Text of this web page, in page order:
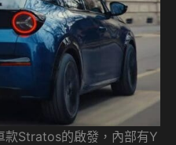
款Stratos的啟發，內部有Y